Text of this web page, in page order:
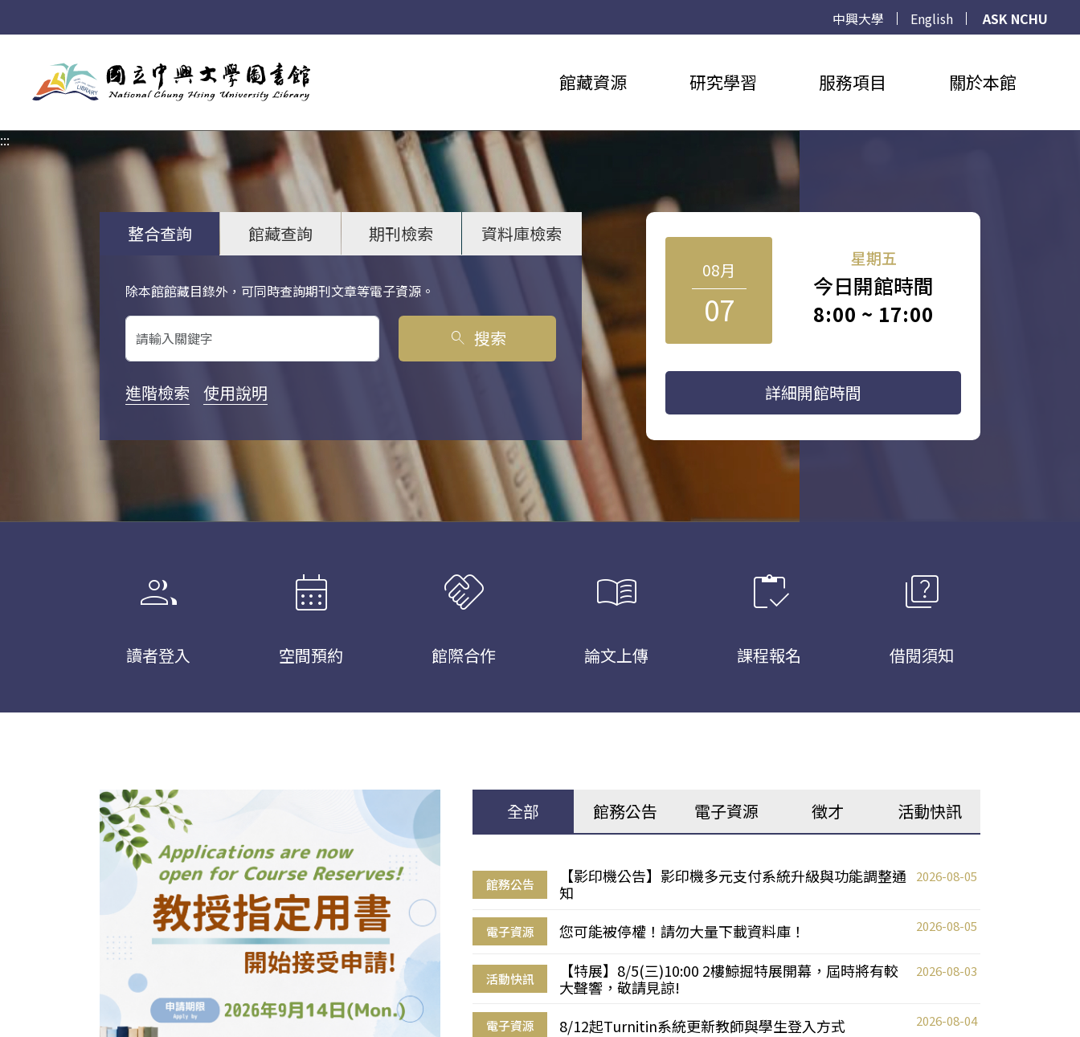
中興大學 English
ASK NCHU
館藏資源 研究學習 服務項目 關於本館
:::
整合查詢 館藏查詢 期刊檢索 資料庫檢索
除本館館藏目錄外，可同時查詢期刊文章等電子資源。
關鍵字搜尋
search 搜索
進階檢索 使用說明
08月
07
星期五
今日開館時間
8:00 ~ 17:00
詳細開館時間
group
讀者登入
calendar_month
空間預約
handshake
館際合作
menu_book
論文上傳
inventory
課程報名
quiz
借閱須知
全部 館務公告 電子資源 徵才 活動快訊
館務公告
【影印機公告】影印機多元支付系統升級與功能調整通
知
2026-08-05
電子資源 您可能被停權！請勿大量下載資料庫！ 2026-08-05
活動快訊
【特展】8/5(三)10:00 2樓鯨掘特展開幕，屆時將有較
大聲響，敬請見諒!
2026-08-03
電子資源 8/12起Turnitin系統更新教師與學生登入方式 2026-08-04